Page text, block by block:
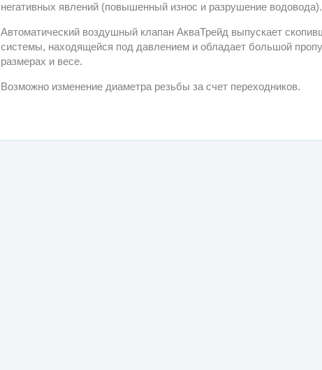
негативных явлений (повышенный износ и разрушение водовода).
Автоматический воздушный клапан АкваТрейд выпускает
системы, находящейся под давлением и обладает большой
размерах и весе.
Возможно изменение диаметра резьбы за счет переходников.